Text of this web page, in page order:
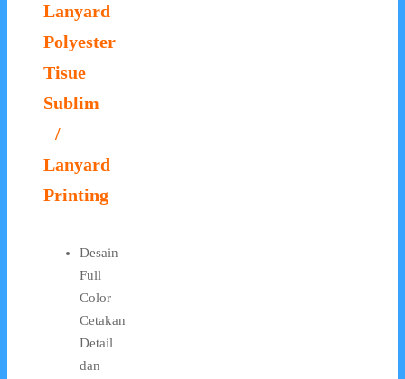
Lanyard
Polyester
Tisue
Sublim
/
Lanyard
Printing
Desain
Full
Color
Cetakan
Detail
dan